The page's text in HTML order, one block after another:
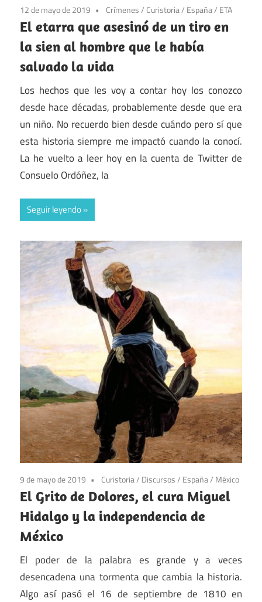
12 de mayo de 2019 Crímenes/ Curistoria/ España/ ETA
El etarra que asesinó de un tiro en
la sien al hombre que le había
salvado la vida
Los hechos que les voy a contar hoy los conozco
desde hace décadas, probablemente desde que era
un niño. No recuerdo bien desde cuándo pero sí que
esta historia siempre me impactó cuando la conocí.
La he vuelto a leer hoy en la cuenta de Twitter de
Consuelo Ordóñez, la
Seguir leyendo
9 de mayo de 2019 Curistoria/ Discursos/ España/ México
El Grito de Dolores, el cura Miguel
Hidalgo y la independencia de
México
El poder de la palabra es grande y a veces
desencadena una tormenta que cambia la historia.
Algo así pasó el 16 de septiembre de 1810 en